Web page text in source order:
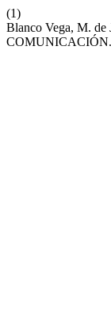
(1)
Blanco Vega, M.
COMUNICACIÓN.